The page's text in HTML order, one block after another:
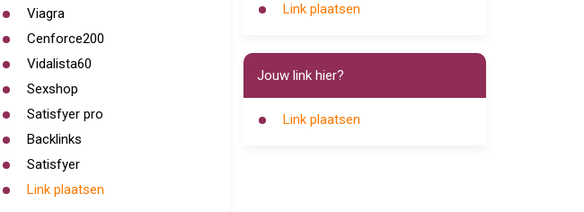
Viagra
Cenforce200
Vidalista60
Sexshop
Satisfyer pro
Backlinks
Satisfyer
Link plaatsen
Link plaatsen
Jouw link hier?
Link plaatsen